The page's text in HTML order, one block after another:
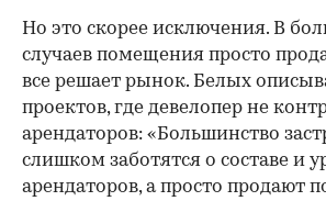
Но это скорее исключения. В
случаев помещения просто
все решает рынок. Белых
проектов, где девелопер не
арендаторов: «Большинство
слишком заботятся о составе и
арендаторов, а просто продают